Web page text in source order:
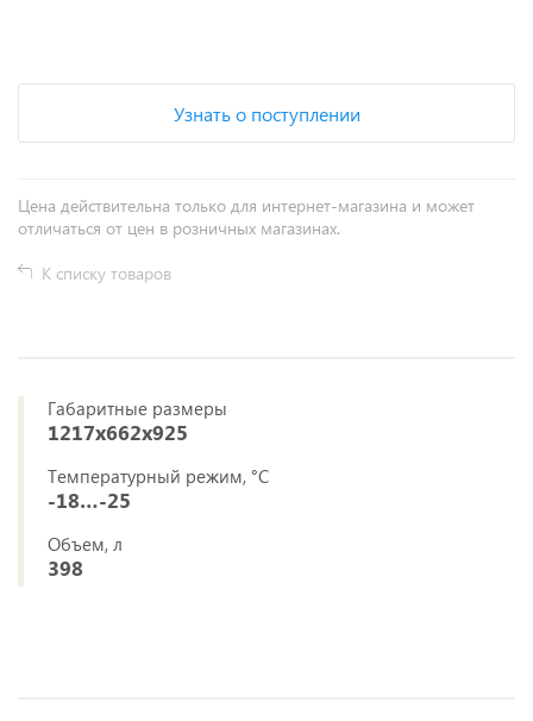
Узнать о поступлении
Цена действительна только для интернет-магазина и может
отличаться от цен в розничных магазинах.
К списку товаров
Габаритные размеры
1217х662х925
Температурный режим, °C
-18…-25
Объем, л
398